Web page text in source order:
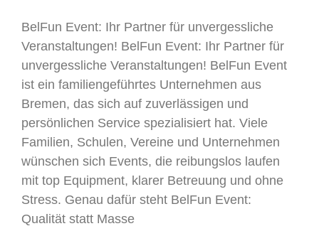
BelFun Event: Ihr Partner für unvergessliche
Veranstaltungen! BelFun Event: Ihr Partner für
unvergessliche Veranstaltungen! BelFun Event
ist ein familiengeführtes Unternehmen aus
Bremen, das sich auf zuverlässigen und
persönlichen Service spezialisiert hat. Viele
Familien, Schulen, Vereine und Unternehmen
wünschen sich Events, die reibungslos laufen
mit top Equipment, klarer Betreuung und ohne
Stress. Genau dafür steht BelFun Event:
Qualität statt Masse